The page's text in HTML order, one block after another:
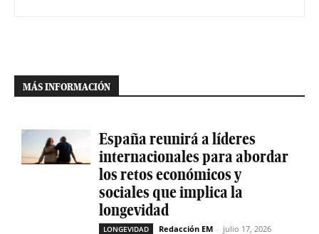
MÁS INFORMACIÓN
España reunirá a líderes
internacionales para abordar
los retos económicos y
sociales que implica la
longevidad
LONGEVIDAD Redacción EM - julio 17, 2026